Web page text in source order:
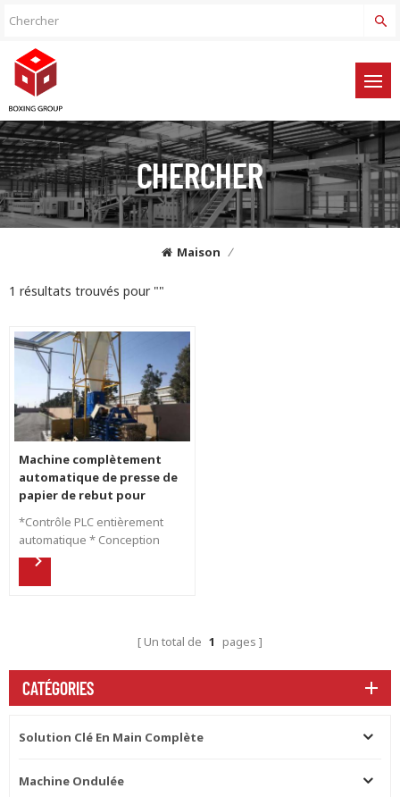
CHERCHER
Maison /
1 résultats trouvés pour ""
Machine complètement
automatique de presse de
papier de rebut pour
rebut
*Contrôle PLC entièrement
automatique * Conception
complète d'une usine de
et d'une déchiqueteuse de
*Système compact à haute
résistance par hydraulique
Un total de 1 pages
CATÉGORIES
Solution Clé En Main Complète
Machine Ondulée